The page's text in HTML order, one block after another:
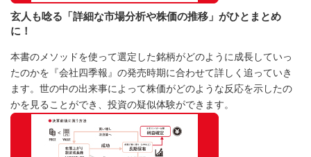
玄人も唸る「詳細な市場分析や株価の推移」がひとまとめ
に！
本書のメソッドを使って選定した銘柄がどのように成長していっ
たのかを『会社四季報』の発売時期に合わせて詳しく追っていき
ます。世の中の出来事によって株価がどのような反応を示したの
かを見ることができ、投資の疑似体験ができます。